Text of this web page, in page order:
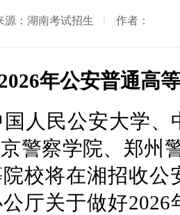
源：湖南考试招生 作者：
年公安普通高
国人民公安大学
警察学院、郑州
校将在湘招收
厅关于做好